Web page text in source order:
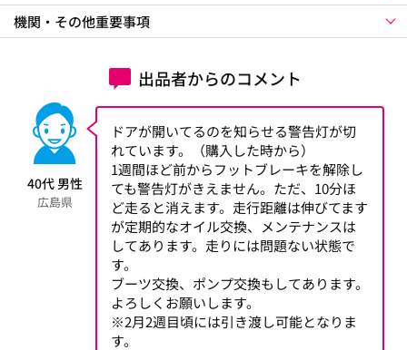
機関・その他重要事項
出品者からのコメント
40代 男性
広島県
ドアが開いてるのを知らせる警告灯が切
れています。（購入した時から）
1週間ほど前からフットブレーキを解除し
ても警告灯がきえません。ただ、10分ほ
ど走ると消えます。走行距離は伸びてます
が定期的なオイル交換、メンテナンスは
してあります。走りには問題ない状態で
す。
ブーツ交換、ポンプ交換もしてあります。
よろしくお願いします。
※2月2週目頃には引き渡し可能となりま
す。